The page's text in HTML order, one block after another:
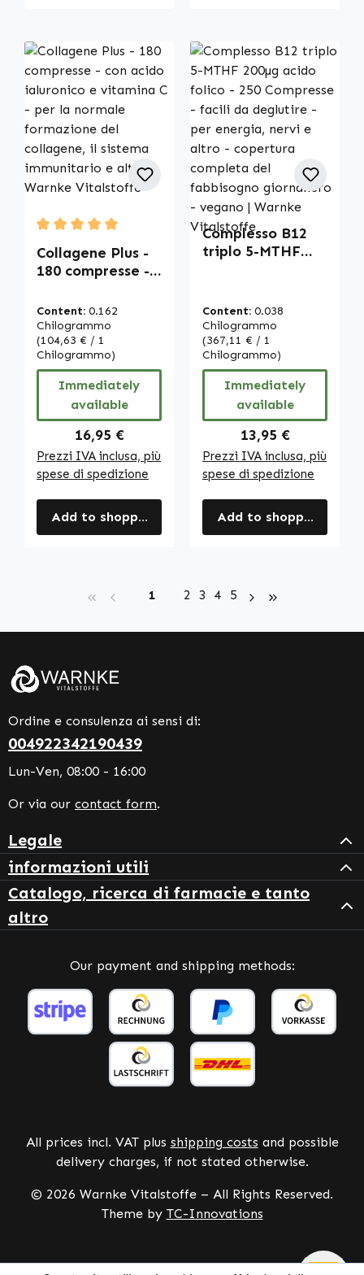
Average rating of 5 out of 5 stars
Collagene Plus -
180 compresse -
ialuronico e
vitamina C - per
la normale
formazione del
collagene, il
immunitario e
altro | Warnke
Vitalstoffe
Content: 0.162
Chilogrammo
(104,63 € / 1
Chilogrammo)
Immediately
available
Regular price:
16,95 €
Prezzi IVA inclusa, più
spese di spedizione
Add to shopping cart
Complesso B12
triplo 5-MTHF
Compresse -
facili da
deglutire - per
energia, nervi e
altro - copertura
completa del
fabbisogno
giornaliero -
vegano | Warnke
Vitalstoffe
Content: 0.038
Chilogrammo
(367,11 € / 1
Chilogrammo)
Immediately
available
Regular price:
13,95 €
Prezzi IVA inclusa, più
spese di spedizione
Add to shopping cart
Page
1 Page
2 Page
3 Page
4 Page
5
Ordine e consulenza ai sensi di:
004922342190439
Lun-Ven, 08:00 - 16:00
Or via our contact form.
Legale
informazioni utili
Catalogo, ricerca di farmacie e tanto
altro
Our payment and shipping methods:
All prices incl. VAT plus shipping costs and possible
delivery charges, if not stated otherwise.
© 2026 Warnke Vitalstoffe – All Rights Reserved.
Theme by TC-Innovations